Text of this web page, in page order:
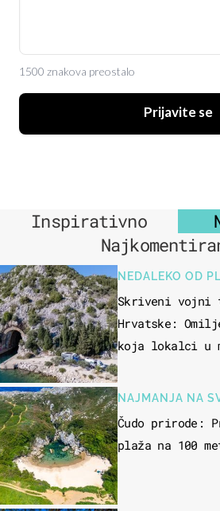
1500 znakova preostalo
Prijavite se
Inspirativno
NEDALEKO OD
Skriveni vojni
Hrvatske:
koja lokalci u
NAJMANJA NA
Čudo prirode:
plaža na 100